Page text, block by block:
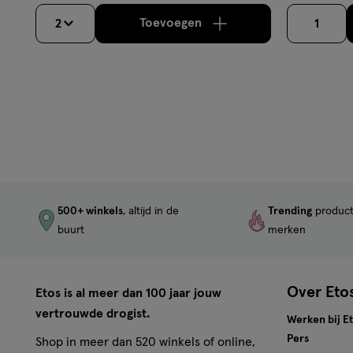
sterren
op
2 Toevoegenverhoog aantal met één
basis
1
500+ winkels, altijd in de
buurt
Trending
merken
Etos is al meer dan 100 jaar jouw
vertrouwde drogist.
Shop in meer dan 520 winkels of online,
Over
Werken bij
Pers